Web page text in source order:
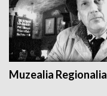
Muzealia Regionalia